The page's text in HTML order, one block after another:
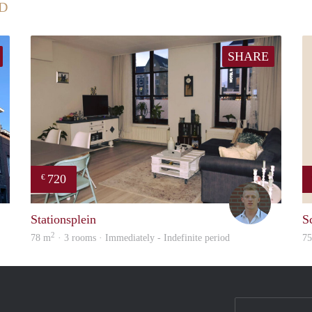
Fleur
SHARE
€ 720
Tom
Stationsplein
78 m2 · 3 rooms · Immediately - Indefinite period